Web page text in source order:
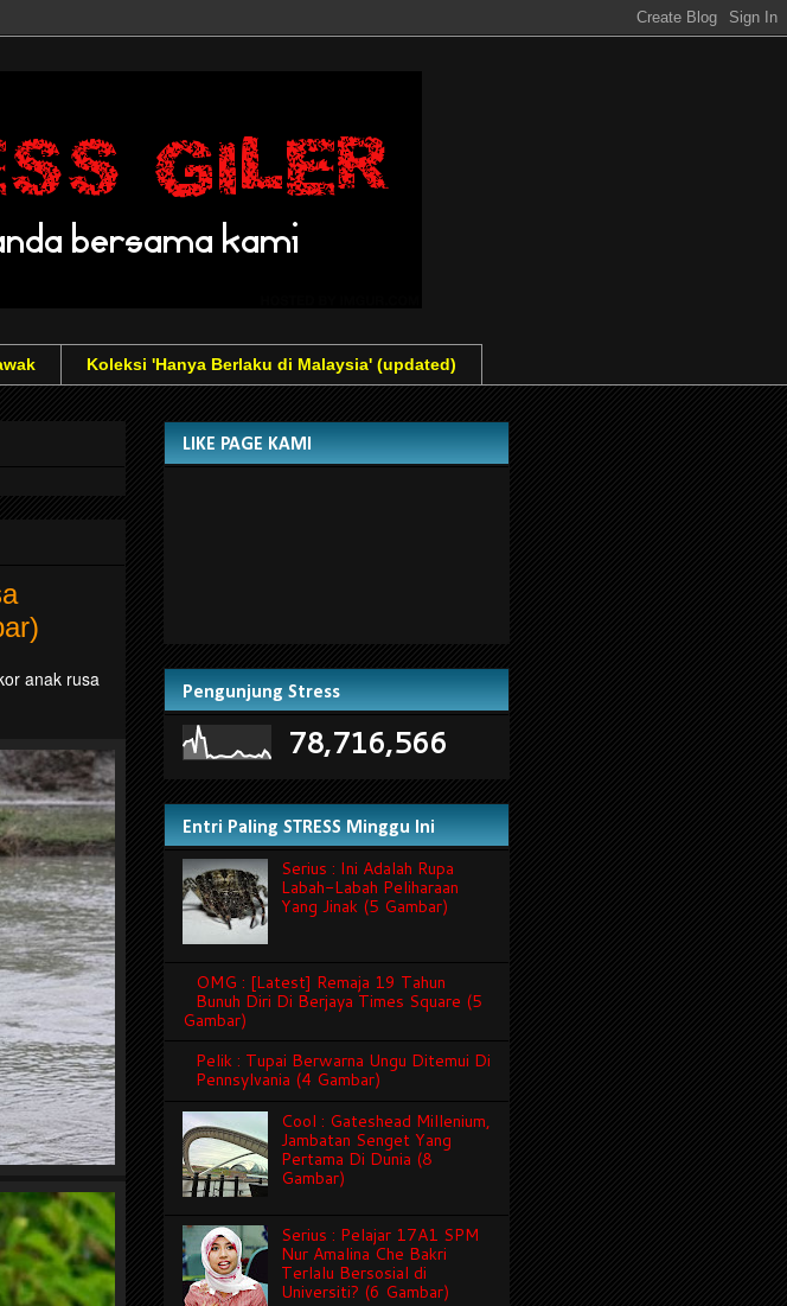
Koleksi 'Hanya Berlaku di Malaysia' (updated)
anak rusa
LIKE PAGE KAMI
Pengunjung Stress
78,716,566
Entri Paling STRESS Minggu Ini
Serius : Ini Adalah Rupa
Labah-Labah Peliharaan
Yang Jinak (5 Gambar)
OMG : [Latest] Remaja 19 Tahun
Bunuh Diri Di Berjaya Times Square (5
Gambar)
Pelik : Tupai Berwarna Ungu Ditemui Di
Pennsylvania (4 Gambar)
Cool : Gateshead Millenium,
Jambatan Senget Yang
Pertama Di Dunia (8
Gambar)
Serius : Pelajar 17A1 SPM
Nur Amalina Che Bakri
Terlalu Bersosial di
Universiti? (6 Gambar)